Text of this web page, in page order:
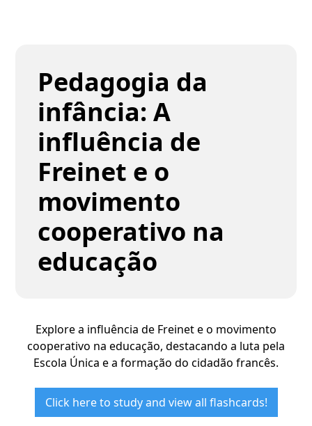
Pedagogia da
infância: A
influência de
Freinet e o
movimento
cooperativo na
educação
Explore a influência de Freinet e o movimento
cooperativo na educação, destacando a luta pela
Escola Única e a formação do cidadão francês.
Click here to study and view all flashcards!